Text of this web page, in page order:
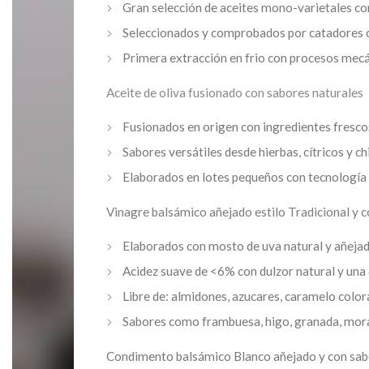
Gran selección de aceites mono-varietales
Seleccionados y comprobados por catadores
Primera extracción en frio con procesos
Aceite de oliva fusionado con sabores naturales
Fusionados en origen con ingredientes
Sabores versátiles desde hierbas, cítricos y
Elaborados en lotes pequeños con
Vinagre balsámico añejado estilo Tradicional y
Elaborados con mosto de uva natural y
Acidez suave de <6% con dulzor natural y una
Libre de: almidones, azucares, caramelo
Sabores como frambuesa, higo, granada,
Condimento balsámico Blanco añejado y con